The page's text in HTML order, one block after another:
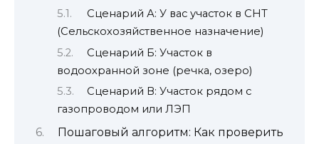
Сценарий А: У вас участок в СНТ
(Сельскохозяйственное назначение)
Сценарий Б: Участок в
водоохранной зоне (речка, озеро)
Сценарий В: Участок рядом с
газопроводом или ЛЭП
Пошаговый алгоритм: Как проверить